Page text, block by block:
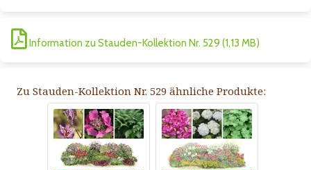
Information zu Stauden-Kollektion Nr. 529 (1,13 MB)
Zu Stauden-Kollektion Nr. 529 ähnliche Produkte: